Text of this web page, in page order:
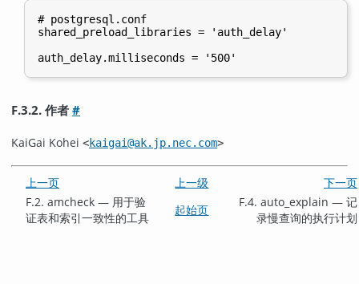
# postgresql.conf
shared_preload_libraries = 'auth_delay'
F.3.2. 作者#
KaiGai Kohei <kaigai@ak.jp.nec.com>
上一页 上一级
下一页
F.2. amcheck — 用于验
证表和索引一致性的工具
起始页
F.4. auto_explain — 记
录慢查询的执行计划